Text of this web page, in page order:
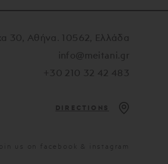
30, Αθήνα. 10562, Ελλάδα
info@meitani.gr
+30 210 32 42 483
DIRECTIONS
Join us on facebook & instagram